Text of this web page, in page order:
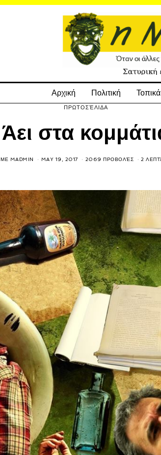
Αρχική Πολιτική Τοπικά
ΠΡΩΤΟΣΈΛΙΔΑ
Άει στα
ΜΕ MADMIN MAY 19, 2017 2069 ΠΡΟΒΟΛΈΣ 2